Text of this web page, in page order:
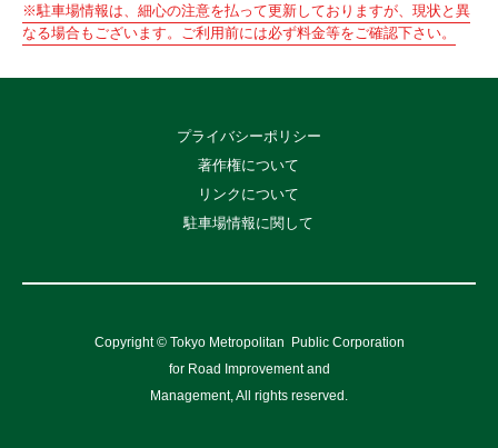
※駐車場情報は、細心の注意を払って更新しておりますが、現状と異
なる場合もございます。ご利用前には必ず料金等をご確認下さい。
プライバシーポリシー
著作権について
リンクについて
駐車場情報に関して
Copyright © Tokyo Metropolitan
Public Corporation
for Road Improvement and
Management, All rights reserved.